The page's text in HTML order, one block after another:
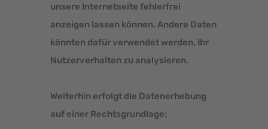
unsere Internetseite fehlerfrei
anzeigen lassen können. Andere Daten
könnten dafür verwendet werden, Ihr
Nutzerverhalten zu analysieren.
Weiterhin erfolgt die Datenerhebung
auf einer Rechtsgrundlage: